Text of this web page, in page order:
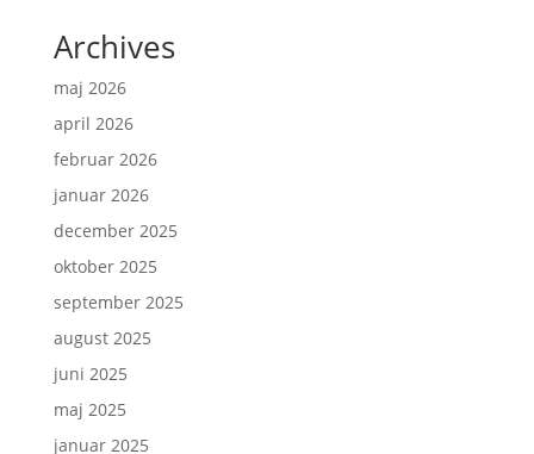
Archives
maj 2026
april 2026
februar 2026
januar 2026
december 2025
oktober 2025
september 2025
august 2025
juni 2025
maj 2025
januar 2025